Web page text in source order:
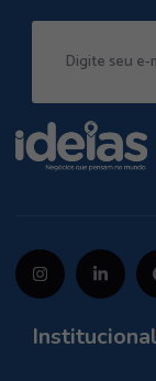
Institucional